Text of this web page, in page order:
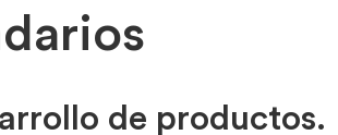
de productos.